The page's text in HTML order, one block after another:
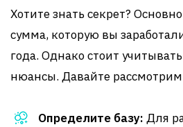
Хотите знать секрет?
сумма, которую вы
года. Однако стоит
нюансы. Давайте
Определите базу: Для